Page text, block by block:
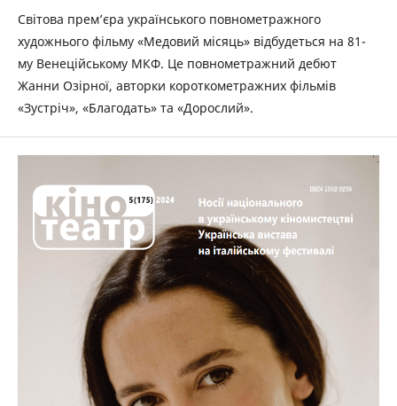
Світова прем’єра українського повнометражного
художнього фільму «Медовий місяць» відбудеться на 81-
му Венеційському МКФ. Це повнометражний дебют
Жанни Озірної, авторки короткометражних фільмів
«Зустріч», «Благодать» та «Дорослий».